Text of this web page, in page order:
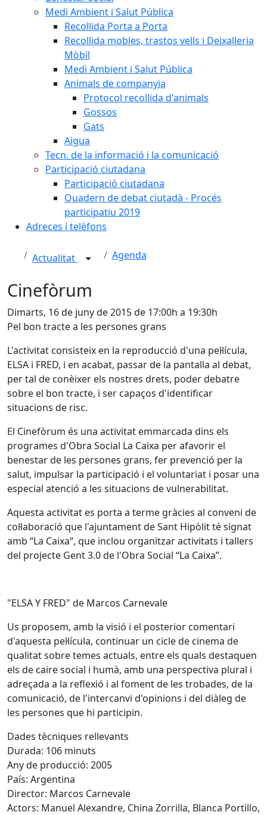
Medi Ambient i Salut Pública
Recollida Porta a Porta
Recollida mobles, trastos vells i Deixalleria
Mòbil
Medi Ambient i Salut Pública
Animals de companyia
Protocol recollida d'animals
Gossos
Gats
Aigua
Tecn. de la informació i la comunicació
Participació ciutadana
Participació ciutadana
Quadern de debat ciutadà - Procés
participatiu 2019
Adreces i telèfons
Actualitat Agenda
Cinefòrum
Dimarts, 16 de juny de 2015 de 17:00h a 19:30h
Pel bon tracte a les persones grans
L'activitat consisteix en la reproducció d'una pel·lícula,
ELSA i FRED, i en acabat, passar de la pantalla al debat,
per tal de conèixer els nostres drets, poder debatre
sobre el bon tracte, i ser capaços d'identificar
situacions de risc.
El Cinefòrum és una activitat emmarcada dins els
programes d'Obra Social La Caixa per afavorir el
benestar de les persones grans, fer prevenció per la
salut, impulsar la participació i el voluntariat i posar una
especial atenció a les situacions de vulnerabilitat.
Aquesta activitat es porta a terme gràcies al conveni de
col·laboració que l'ajuntament de Sant Hipòlit té signat
amb “La Caixa”, que inclou organitzar activitats i tallers
del projecte Gent 3.0 de l'Obra Social “La Caixa”.
"ELSA Y FRED" de Marcos Carnevale
Us proposem, amb la visió i el posterior comentari
d'aquesta pel·lícula, continuar un cicle de cinema de
qualitat sobre temes actuals, entre els quals destaquen
els de caire social i humà, amb una perspectiva plural i
adreçada a la reflexió i al foment de les trobades, de la
comunicació, de l'intercanvi d'opinions i del diàleg de
les persones que hi participin.
Dades tècniques rellevants
Durada: 106 minuts
Any de producció: 2005
País: Argentina
Director: Marcos Carnevale
Actors: Manuel Alexandre, China Zorrilla, Blanca Portillo,